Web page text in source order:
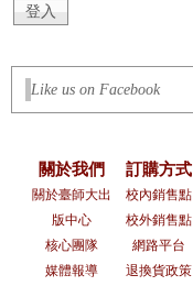
Like us on Facebook
關於我們
關於臺師大出
版中心
核心團隊
媒體報導
訂購方式
校內銷售點
校外銷售點
網路平台
退換貨政策